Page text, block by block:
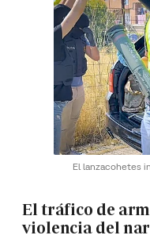
El lanzacohetes
El tráfico de
violencia del